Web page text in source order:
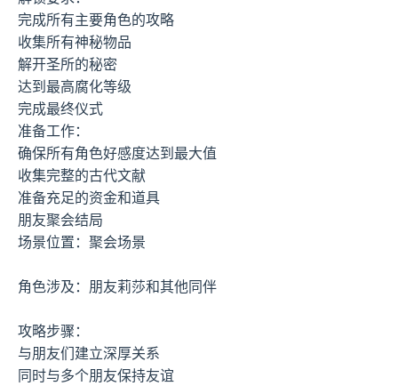
完成所有主要角色的攻略
收集所有神秘物品
解开圣所的秘密
达到最高腐化等级
完成最终仪式
准备工作：
确保所有角色好感度达到最大值
收集完整的古代文献
准备充足的资金和道具
朋友聚会结局
场景位置：聚会场景
角色涉及：朋友莉莎和其他同伴
攻略步骤：
与朋友们建立深厚关系
同时与多个朋友保持友谊